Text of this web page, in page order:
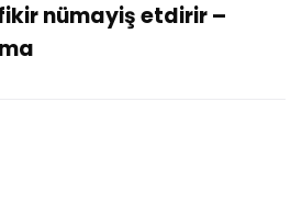
nümayiş etdirir –